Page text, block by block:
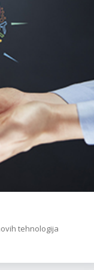
tehnologija